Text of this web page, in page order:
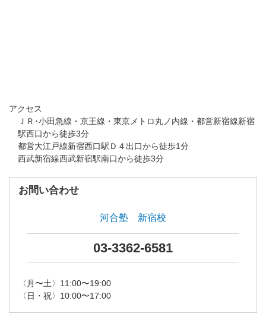
アクセス
ＪＲ･小田急線・京王線・東京メトロ丸ノ内線・都営新宿線新宿
駅西口から徒歩3分
都営大江戸線新宿西口駅Ｄ４出口から徒歩1分
西武新宿線西武新宿駅南口から徒歩3分
お問い合わせ
河合塾 新宿校
03-3362-6581
〈月〜土〉11:00〜19:00
〈日・祝〉10:00〜17:00